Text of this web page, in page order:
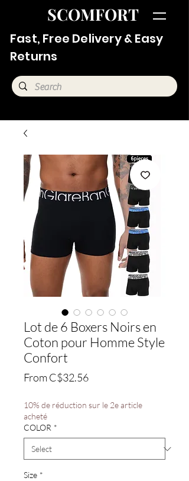
SCOMFORT
Fast, Free Delivery & Easy
Returns
Lot de 6 Boxers Noirs en
Coton pour Homme Style
Confort
FromC$32.56Sale
10% de réduction sur le 2e article
acheté
COLOR *
Size *